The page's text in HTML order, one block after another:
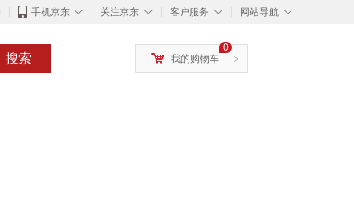
◇
手机京东 ◇
关注京东 ◇
客户服务 ◇
网站导航
搜索 >
0
我的购物车